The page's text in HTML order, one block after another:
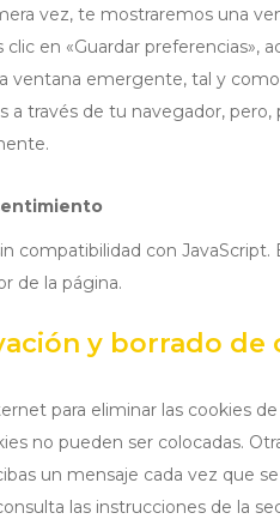
vez, te mostraremos una
en «Guardar preferencias»,
ventana emergente, tal y
a través de tu navegador,
compatibilidad con
de la página.
y borrado de
para eliminar las cookies
no pueden ser colocadas.
un mensaje cada vez que
las instrucciones de la